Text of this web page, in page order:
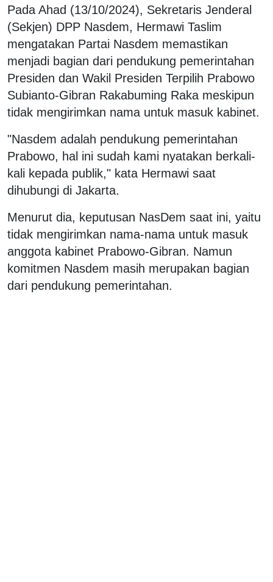
Pada Ahad (13/10/2024), Sekretaris Jenderal
(Sekjen) DPP Nasdem, Hermawi Taslim
mengatakan Partai Nasdem memastikan
menjadi bagian dari pendukung pemerintahan
Presiden dan Wakil Presiden Terpilih Prabowo
Subianto-Gibran Rakabuming Raka meskipun
tidak mengirimkan nama untuk masuk kabinet.
"Nasdem adalah pendukung pemerintahan
Prabowo, hal ini sudah kami nyatakan berkali-
kali kepada publik," kata Hermawi saat
dihubungi di Jakarta.
Menurut dia, keputusan NasDem saat ini, yaitu
tidak mengirimkan nama-nama untuk masuk
anggota kabinet Prabowo-Gibran. Namun
komitmen Nasdem masih merupakan bagian
dari pendukung pemerintahan.